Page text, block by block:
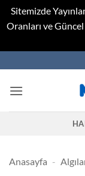
Sitemizde
Oranları ve
to
content
Anasayfa -